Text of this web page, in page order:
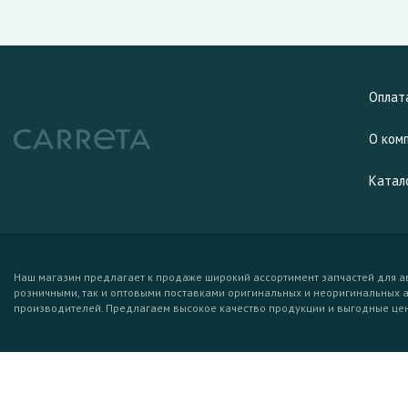
О
Наш магазин предлагает к продаже широкий ассортимент запчастей для
розничными, так и оптовыми поставками оригинальных и неоригинальных
производителей. Предлагаем высокое качество продукции и выгодные